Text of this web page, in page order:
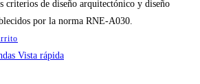
criterios de diseño arquitectónico y diseño
por la norma RNE-A030.
Vista rápida